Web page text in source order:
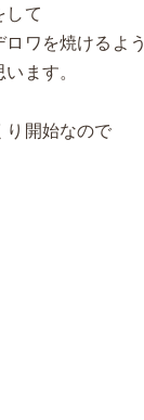
して
ワを焼けるよう
ます。
り開始なので